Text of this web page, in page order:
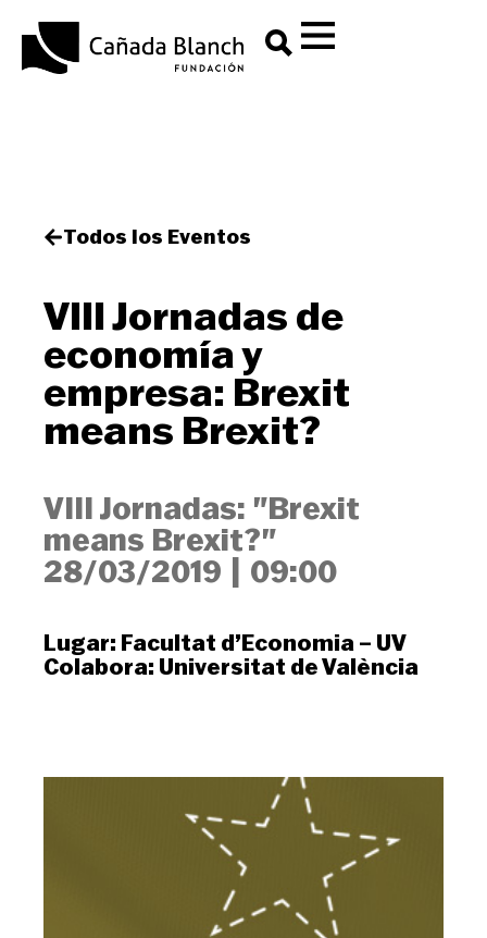
Todos los Eventos
VIII Jornadas de
economía y
empresa: Brexit
means Brexit?
VIII Jornadas: "Brexit
means Brexit?"
28/03/2019
09:00
Lugar: Facultat d’Economia – UV
Colabora: Universitat de València